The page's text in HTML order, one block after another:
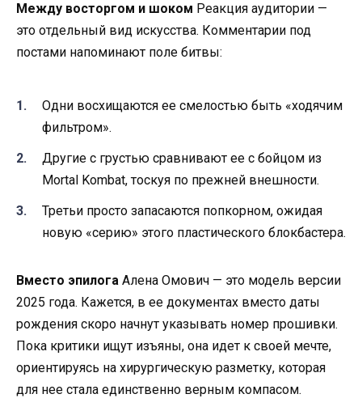
Между восторгом и шоком Реакция аудитории —
это отдельный вид искусства. Комментарии под
постами напоминают поле битвы:
Одни восхищаются ее смелостью быть «ходячим
фильтром».
Другие с грустью сравнивают ее с бойцом из
Mortal Kombat, тоскуя по прежней внешности.
Третьи просто запасаются попкорном, ожидая
новую «серию» этого пластического блокбастера.
Вместо эпилога Алена Омович — это модель версии
2025 года. Кажется, в ее документах вместо даты
рождения скоро начнут указывать номер прошивки.
Пока критики ищут изъяны, она идет к своей мечте,
ориентируясь на хирургическую разметку, которая
для нее стала единственно верным компасом.